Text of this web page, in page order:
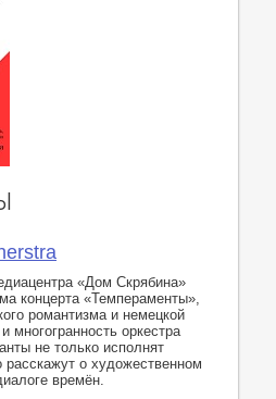
«Дом Скрябина»
концерта «Темпераменты»,
романтизма и немецкой
многогранность оркестра
не только исполнят
расскажут о художественном
времён.